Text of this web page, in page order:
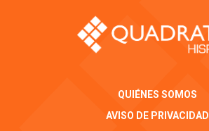
QUIÉNES SOMOS
AVISO DE PRIVACIDAD